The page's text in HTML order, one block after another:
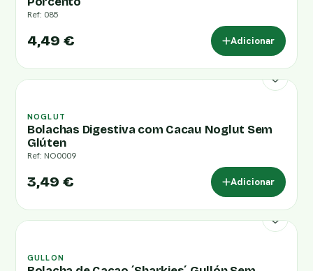
Ref: 085
4,49 € Adicionar
NOGLUT
Bolachas Digestiva com Cacau Noglut Sem
Glúten
Ref: NO0009
3,49 € Adicionar
GULLON